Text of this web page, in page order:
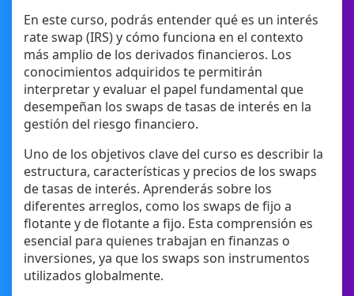
En este curso, podrás entender qué es un interés
rate swap (IRS) y cómo funciona en el contexto
más amplio de los derivados financieros. Los
conocimientos adquiridos te permitirán
interpretar y evaluar el papel fundamental que
desempeñan los swaps de tasas de interés en la
gestión del riesgo financiero.
Uno de los objetivos clave del curso es describir la
estructura, características y precios de los swaps
de tasas de interés. Aprenderás sobre los
diferentes arreglos, como los swaps de fijo a
flotante y de flotante a fijo. Esta comprensión es
esencial para quienes trabajan en finanzas o
inversiones, ya que los swaps son instrumentos
utilizados globalmente.